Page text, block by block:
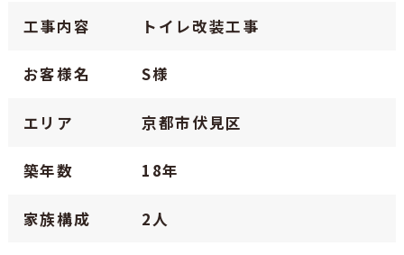
工事内容 トイレ改装工事
お客様名 S様
エリア 京都市伏見区
築年数 18年
家族構成 2人